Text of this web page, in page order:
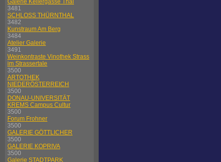
Galerie Kellergasse Thal
3481
SCHLOSS THÜRNTHAL
3482
Kunstraum Am Berg
3484
Atelier Galerie
3491
Weinkontraste Vinothek Strass
im Strassertale
3500
ARTOTHEK
NIEDERÖSTERREICH
3500
DONAU-UNIVERSITÄT
KREMS Campus Cultur
3500
Forum Frohner
3500
GALERIE GÖTTLICHER
3500
GALERIE KOPRIVA
3500
Galerie STADTPARK